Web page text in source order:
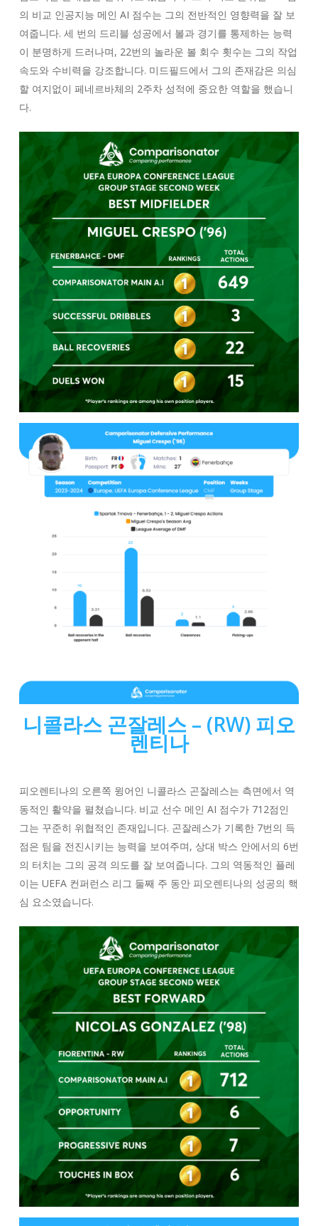
의 비교 인공지능 메인 AI 점수는 그의 전반적인 영향력을 잘 보
여줍니다. 세 번의 드리블 성공에서 볼과 경기를 통제하는 능력
이 분명하게 드러나며, 22번의 놀라운 볼 회수 횟수는 그의 작업
속도와 수비력을 강조합니다. 미드필드에서 그의 존재감은 의심
할 여지없이 페네르바체의 2주차 성적에 중요한 역할을 했습니
다.
니콜라스 곤잘레스 – (RW) 피오
렌티나
피오렌티나의 오른쪽 윙어인 니콜라스 곤잘레스는 측면에서 역
동적인 활약을 펼쳤습니다. 비교 선수 메인 AI 점수가 712점인
그는 꾸준히 위협적인 존재입니다. 곤잘레스가 기록한 7번의 득
점은 팀을 전진시키는 능력을 보여주며, 상대 박스 안에서의 6번
의 터치는 그의 공격 의도를 잘 보여줍니다. 그의 역동적인 플레
이는 UEFA 컨퍼런스 리그 둘째 주 동안 피오렌티나의 성공의 핵
심 요소였습니다.